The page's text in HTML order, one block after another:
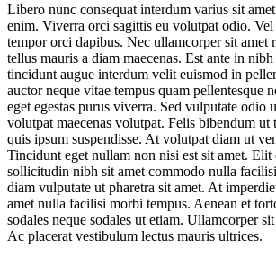
Libero nunc consequat interdum varius sit
enim. Viverra orci sagittis eu volutpat odio. Vel
tempor orci dapibus. Nec ullamcorper sit amet
tellus mauris a diam maecenas. Est ante in
tincidunt augue interdum velit euismod in
auctor neque vitae tempus quam pellentesque
eget egestas purus viverra. Sed vulputate odio
volutpat maecenas volutpat. Felis bibendum ut
quis ipsum suspendisse. At volutpat diam ut
Tincidunt eget nullam non nisi est sit amet. Elit
sollicitudin nibh sit amet commodo nulla
diam vulputate ut pharetra sit amet. At
amet nulla facilisi morbi tempus. Aenean et
sodales neque sodales ut etiam. Ullamcorper
Ac placerat vestibulum lectus mauris ultrices.